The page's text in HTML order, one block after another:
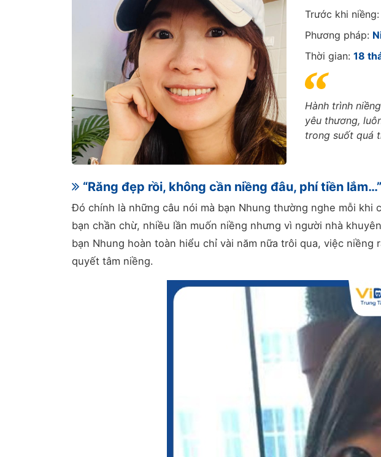
Trước khi niềng:
Phương pháp:
Thời gian: 18
Hành trình
yêu thương,
trong suốt quá
“Răng đẹp rồi, không cần niềng đâu, phí tiền lắm…”
Đó chính là những câu nói mà bạn Nhung thường nghe mỗi
bạn chần chừ, nhiều lần muốn niềng nhưng vì người nhà
bạn Nhung hoàn toàn hiểu chỉ vài năm nữa trôi qua, việc
quyết tâm niềng.